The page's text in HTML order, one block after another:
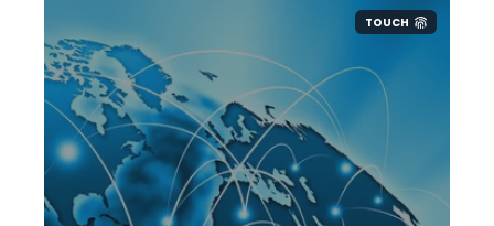
TOUCH
当社ではEU、英国、UAE、ロシア、
北米、カナダ、韓国、中国、インド